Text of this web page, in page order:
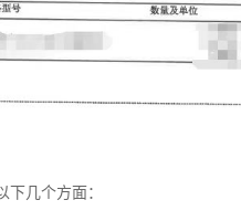
几个方面：